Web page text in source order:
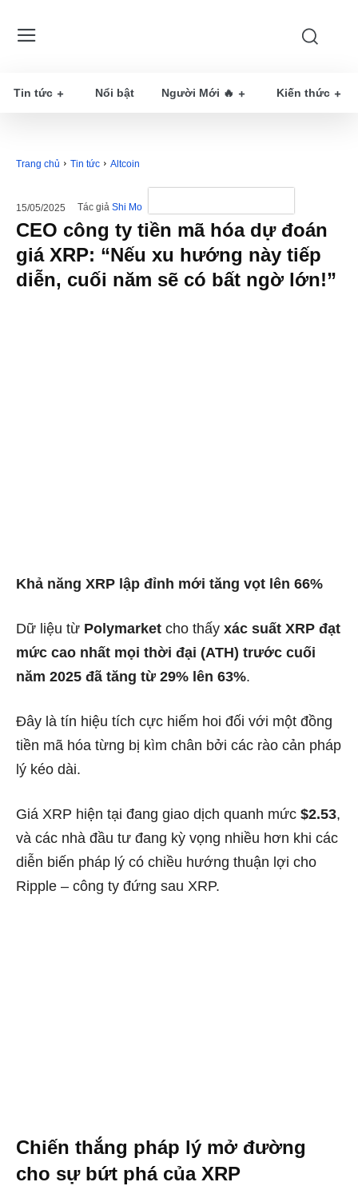
Tin tức Nổi bật Người Mới 🔥 Kiến thức
Trang chủ Tin tức Altcoin
15/05/2025 Tác giả Shi Mo
CEO công ty tiền mã hóa dự đoán
giá XRP: “Nếu xu hướng này tiếp
diễn, cuối năm sẽ có bất ngờ lớn!”
Khả năng XRP lập đỉnh mới tăng vọt lên 66%
Dữ liệu từ Polymarket cho thấy xác suất XRP đạt
mức cao nhất mọi thời đại (ATH) trước cuối
năm 2025 đã tăng từ 29% lên 63%.
Đây là tín hiệu tích cực hiếm hoi đối với một đồng
tiền mã hóa từng bị kìm chân bởi các rào cản pháp
lý kéo dài.
Giá XRP hiện tại đang giao dịch quanh mức $2.53,
và các nhà đầu tư đang kỳ vọng nhiều hơn khi các
diễn biến pháp lý có chiều hướng thuận lợi cho
Ripple – công ty đứng sau XRP.
Chiến thắng pháp lý mở đường
cho sự bứt phá của XRP